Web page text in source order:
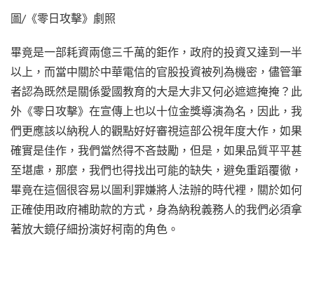
圖/《零日攻擊》劇照
畢竟是一部耗資兩億三千萬的鉅作，政府的投資又達到一半
以上，而當中關於中華電信的官股投資被列為機密，儘管筆
者認為既然是關係愛國教育的大是大非又何必遮遮掩掩？此
外《零日攻擊》在宣傳上也以十位金獎導演為名，因此，我
們更應該以納稅人的觀點好好審視這部公視年度大作，如果
確實是佳作，我們當然得不吝鼓勵，但是，如果品質平平甚
至堪慮，那麼，我們也得找出可能的缺失，避免重蹈覆徹，
畢竟在這個很容易以圖利罪嫌將人法辦的時代裡，關於如何
正確使用政府補助款的方式，身為納稅義務人的我們必須拿
著放大鏡仔細扮演好柯南的角色。